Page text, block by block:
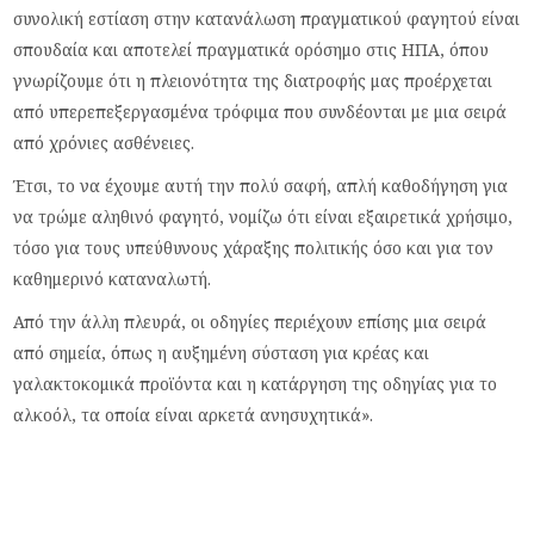
συνολική εστίαση στην κατανάλωση πραγματικού φαγητού είναι
σπουδαία και αποτελεί πραγματικά ορόσημο στις ΗΠΑ, όπου
γνωρίζουμε ότι η πλειονότητα της διατροφής μας προέρχεται
από υπερεπεξεργασμένα τρόφιμα που συνδέονται με μια σειρά
από χρόνιες ασθένειες.
Έτσι, το να έχουμε αυτή την πολύ σαφή, απλή καθοδήγηση για
να τρώμε αληθινό φαγητό, νομίζω ότι είναι εξαιρετικά χρήσιμο,
τόσο για τους υπεύθυνους χάραξης πολιτικής όσο και για τον
καθημερινό καταναλωτή.
Από την άλλη πλευρά, οι οδηγίες περιέχουν επίσης μια σειρά
από σημεία, όπως η αυξημένη σύσταση για κρέας και
γαλακτοκομικά προϊόντα και η κατάργηση της οδηγίας για το
αλκοόλ, τα οποία είναι αρκετά ανησυχητικά».